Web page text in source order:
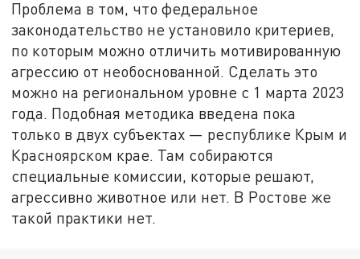
Проблема в том, что федеральное
законодательство не установило критериев,
по которым можно отличить мотивированную
агрессию от необоснованной. Сделать это
можно на региональном уровне с 1 марта 2023
года. Подобная методика введена пока
только в двух субъектах — республике Крым и
Красноярском крае. Там собираются
специальные комиссии, которые решают,
агрессивно животное или нет. В Ростове же
такой практики нет.